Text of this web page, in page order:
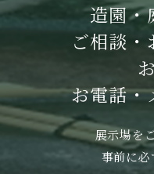
造園・
ご相談
お電話・
展示場を
事前に